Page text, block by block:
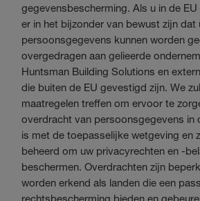
gegevensbescherming. Als u in de
er in het bijzonder van bewust zijn dat
persoonsgegevens kunnen worden
overgedragen aan gelieerde
Huntsman Building Solutions en
die buiten de EU gevestigd zijn. We
maatregelen treffen om ervoor te
overdracht van persoonsgegevens in
is met de toepasselijke wetgeving en
beheerd om uw privacyrechten en -
beschermen. Overdrachten zijn
worden erkend als landen die een